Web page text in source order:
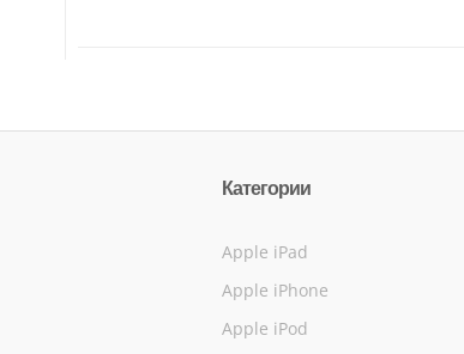
Категории
Apple iPad
Apple iPhone
Apple iPod